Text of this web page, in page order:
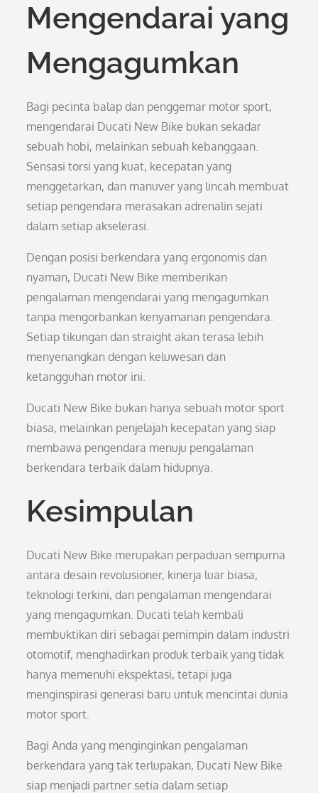
Mengendarai yang
Mengagumkan
Bagi pecinta balap dan penggemar motor sport,
mengendarai Ducati New Bike bukan sekadar
sebuah hobi, melainkan sebuah kebanggaan.
Sensasi torsi yang kuat, kecepatan yang
menggetarkan, dan manuver yang lincah membuat
setiap pengendara merasakan adrenalin sejati
dalam setiap akselerasi.
Dengan posisi berkendara yang ergonomis dan
nyaman, Ducati New Bike memberikan
pengalaman mengendarai yang mengagumkan
tanpa mengorbankan kenyamanan pengendara.
Setiap tikungan dan straight akan terasa lebih
menyenangkan dengan keluwesan dan
ketangguhan motor ini.
Ducati New Bike bukan hanya sebuah motor sport
biasa, melainkan penjelajah kecepatan yang siap
membawa pengendara menuju pengalaman
berkendara terbaik dalam hidupnya.
Kesimpulan
Ducati New Bike merupakan perpaduan sempurna
antara desain revolusioner, kinerja luar biasa,
teknologi terkini, dan pengalaman mengendarai
yang mengagumkan. Ducati telah kembali
membuktikan diri sebagai pemimpin dalam industri
otomotif, menghadirkan produk terbaik yang tidak
hanya memenuhi ekspektasi, tetapi juga
menginspirasi generasi baru untuk mencintai dunia
motor sport.
Bagi Anda yang menginginkan pengalaman
berkendara yang tak terlupakan, Ducati New Bike
siap menjadi partner setia dalam setiap